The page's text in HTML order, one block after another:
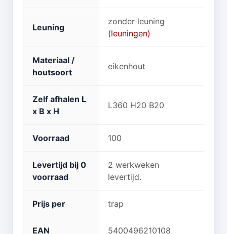
Leuning
zonder leuning
(leuningen)
Materiaal /
houtsoort
eikenhout
Zelf afhalen L
x B x H
L360 H20 B20
Voorraad 100
Levertijd bij 0
voorraad
2 werkweken
levertijd.
Prijs per trap
EAN 5400496210108